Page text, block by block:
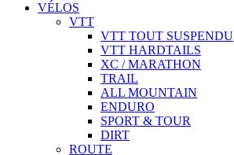
VÉLOS
VTT
VTT TOUT SUSPENDU
VTT HARDTAILS
XC / MARATHON
TRAIL
ALL MOUNTAIN
ENDURO
SPORT & TOUR
DIRT
ROUTE